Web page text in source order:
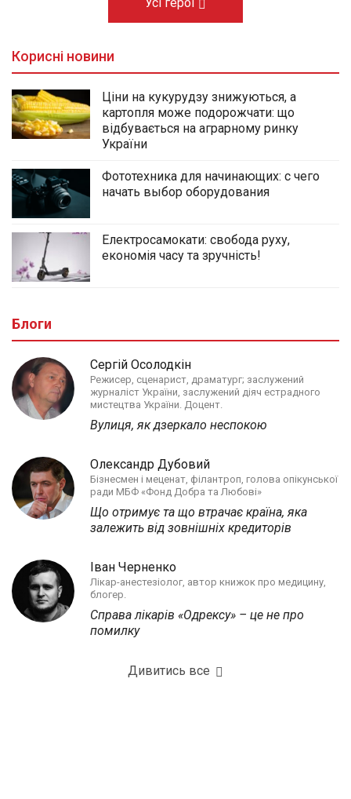
Корисні новини
Ціни на кукурудзу знижуються, а
картопля може подорожчати: що
відбувається на аграрному ринку
України
Фототехника для начинающих: с чего
начать выбор оборудования
Електросамокати: свобода руху,
економія часу та зручність!
Блоги
Сергій Осолодкін
Режисер, сценарист, драматург; заслужений
журналіст України, заслужений діяч естрадного
мистецтва України. Доцент.
Вулиця, як дзеркало неспокою
Олександр Дубовий
Бізнесмен і меценат, філантроп, голова опікунської
ради МБФ «Фонд Добра та Любові»
Що отримує та що втрачає країна, яка
залежить від зовнішніх кредиторів
Іван Черненко
Лікар-анестезіолог, автор книжок про медицину,
блогер.
Справа лікарів «Одрексу» – це не про
помилку
Дивитись все